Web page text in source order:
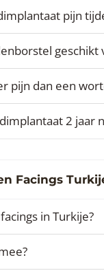
pijn
pijn dan een
2 jaar
Facings
in Turkije?